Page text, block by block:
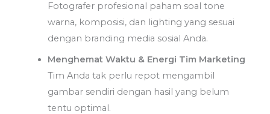
Fotografer profesional paham soal tone
warna, komposisi, dan lighting yang sesuai
dengan branding media sosial Anda.
Menghemat Waktu & Energi Tim Marketing
Tim Anda tak perlu repot mengambil
gambar sendiri dengan hasil yang belum
tentu optimal.